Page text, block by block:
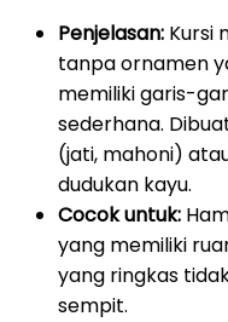
Penjelasan: Kursi
tanpa ornamen
memiliki garis-
sederhana.
(jati, mahoni)
dudukan kayu.
Cocok untuk:
yang memiliki
yang ringkas
sempit.